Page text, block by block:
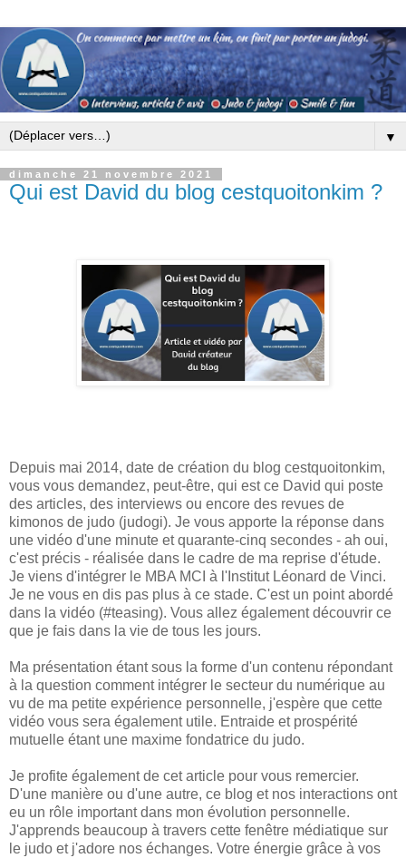
▼
dimanche 21 novembre 2021
Qui est David du blog cestquoitonkim ?
Depuis mai 2014, date de création du blog cestquoitonkim,
vous vous demandez, peut-être, qui est ce David qui poste
des articles, des interviews ou encore des revues de
kimonos de judo (judogi). Je vous apporte la réponse dans
une vidéo d'une minute et quarante-cinq secondes - ah oui,
c'est précis - réalisée dans le cadre de ma reprise d'étude.
Je viens d'intégrer le MBA MCI à l'Institut Léonard de Vinci.
Je ne vous en dis pas plus à ce stade. C'est un point abordé
dans la vidéo (#teasing). Vous allez également découvrir ce
que je fais dans la vie de tous les jours.
Ma présentation étant sous la forme d'un contenu répondant
à la question comment intégrer le secteur du numérique au
vu de ma petite expérience personnelle, j'espère que cette
vidéo vous sera également utile. Entraide et prospérité
mutuelle étant une maxime fondatrice du judo.
Je profite également de cet article pour vous remercier.
D'une manière ou d'une autre, ce blog et nos interactions ont
eu un rôle important dans mon évolution personnelle.
J'apprends beaucoup à travers cette fenêtre médiatique sur
le judo et j'adore nos échanges. Votre énergie grâce à vos